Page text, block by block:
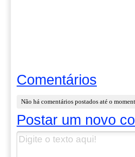
Comentários
Não há comentários postados até o
Postar um novo